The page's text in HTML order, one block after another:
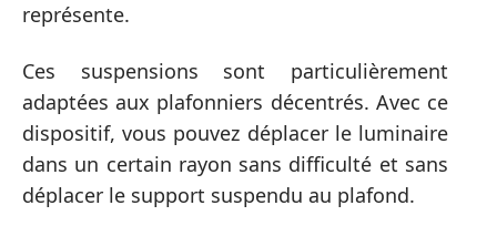
représente.
Ces suspensions sont particulièrement
adaptées aux plafonniers décentrés. Avec ce
dispositif, vous pouvez déplacer le luminaire
dans un certain rayon sans difficulté et sans
déplacer le support suspendu au plafond.